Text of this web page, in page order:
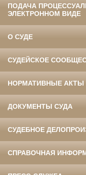
ПОДАЧА
ЭЛЕКТРОННОМ ВИДЕ
О СУДЕ
СУДЕЙСКОЕ
НОРМАТИВНЫЕ АКТЫ
ДОКУМЕНТЫ СУДА
СУДЕБНОЕ
СПРАВОЧНАЯ